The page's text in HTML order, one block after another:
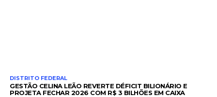
DISTRITO FEDERAL
GESTÃO CELINA LEÃO REVERTE DÉFICIT BILIONÁRIO E
PROJETA FECHAR 2026 COM R$ 3 BILHÕES EM CAIXA